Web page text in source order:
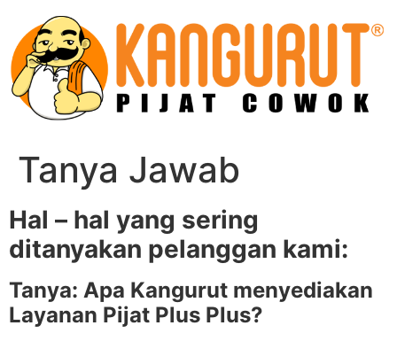
content
Tanya Jawab
Hal – hal yang sering
ditanyakan pelanggan kami:
Tanya: Apa Kangurut menyediakan
Layanan Pijat Plus Plus?